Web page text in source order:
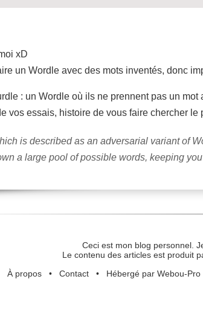
xD
un Wordle avec des mots inventés, donc
: un Wordle où ils ne prennent pas un
vos essais, histoire de vous faire chercher le
is described as an adversarial variant of
a large pool of possible words, keeping
Ceci est mon blog personnel.
Le contenu des articles est produit
À propos• Contact• Hébergé par Webou-Pro